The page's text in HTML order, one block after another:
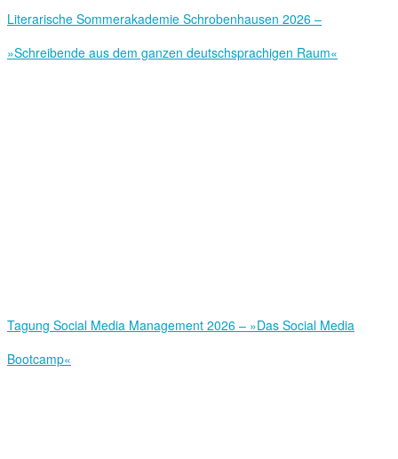
Literarische Sommerakademie Schrobenhausen 2026 –
»Schreibende aus dem ganzen deutschsprachigen Raum«
Tagung Social Media Management 2026 – »Das Social Media
Bootcamp«